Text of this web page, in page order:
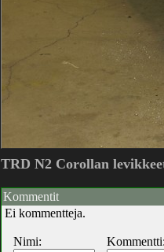
TRD N2 Corollan
Kommentit
Ei kommentteja.
Nimi: Kommentti: